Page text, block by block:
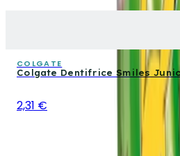
COLGATE
Colgate Dentifrice Smiles
2,31 €